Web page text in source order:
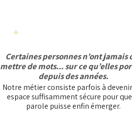
✦
Certaines personnes n’ont jamais
mettre de mots... sur ce qu’elles
depuis des années.
Notre métier consiste parfois à
espace suffisamment sécure pour
parole puisse enfin émerger.